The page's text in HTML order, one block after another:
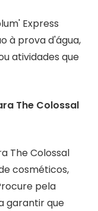
Express
à prova d'água,
atividades que
The Colossal
The Colossal
cosméticos,
pela
garantir que